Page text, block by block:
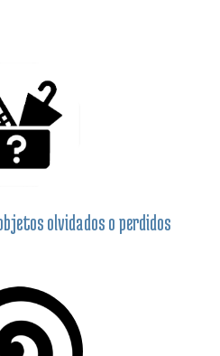
olvidados o perdidos